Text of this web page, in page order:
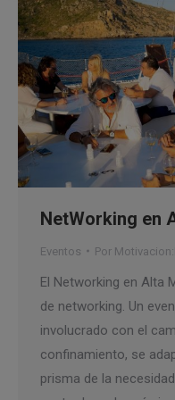
NetWorking en
Eventos Por
El Networking en Alta
de networking. Un
involucrado con el
confinamiento, se
prisma de la